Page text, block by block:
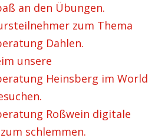
an den Übungen.
zum Thema
Dahlen.
unsere
Heinsberg im World
Roßwein digitale
schlemmen.